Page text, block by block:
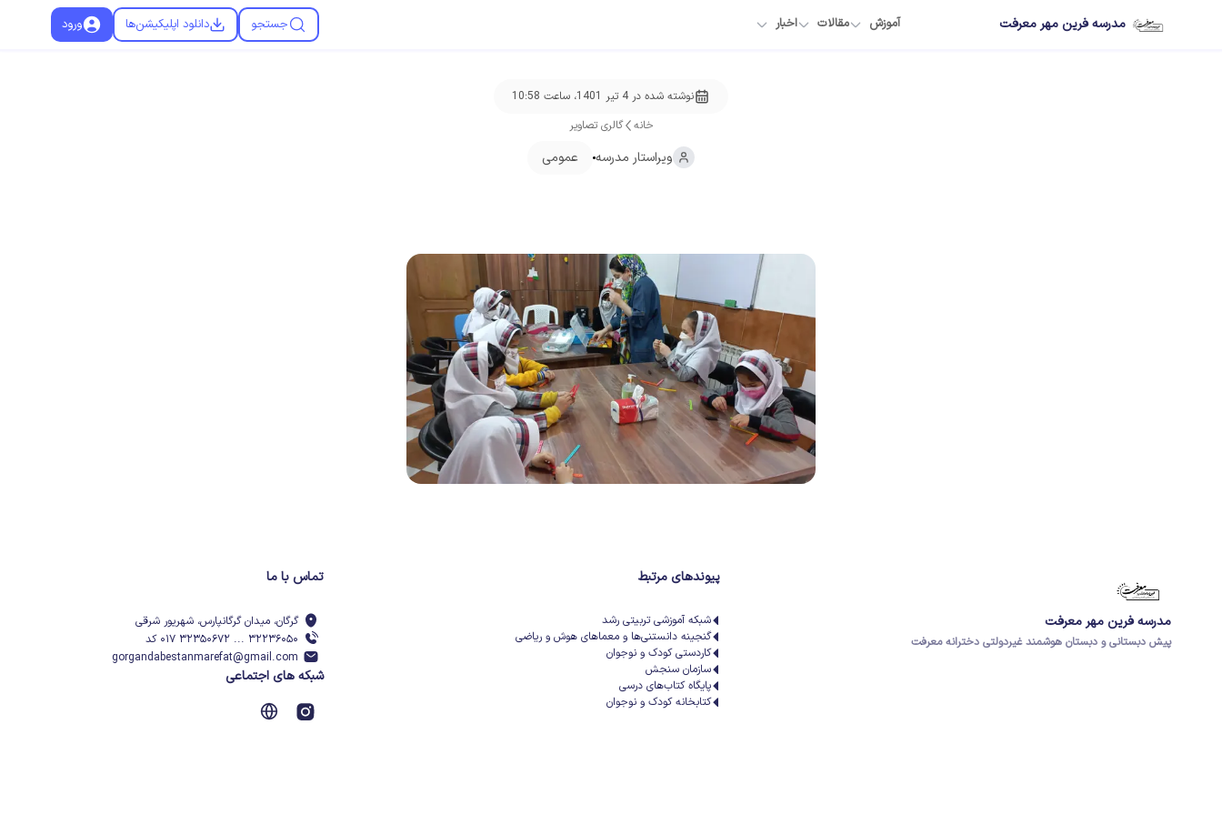
مدرسه فرین مهر معرفت آموزش مقالات اخبار جستجو دانلود اپلیکیشن‌ها ورود
نوشته شده در 4 تیر 1401، ساعت 10:58
خانه
گالری تصاویر
ویراستار مدرسه عمومی
مدرسه فرین مهر معرفت
پیش دبستانی و دبستان هوشمند غیردولتی دخترانه معرفت
پیوندهای مرتبط
شبکه آموزشی تربیتی رشد
گنجینه دانستنی‌ها و معماهای هوش و ریاضی
کاردستی کودک و نوجوان
سازمان سنجش
پایگاه کتاب‌های درسی
کتابخانه کودک و نوجوان
تماس با ما
گرگان، میدان گرگانپارس، شهریور شرقی
۳۲۲۳۶۰۵۰ ... ۳۲۳۵۰۶۷۲ ۰۱۷ کد
gorgandabestanmarefat@gmail.com
شبکه های اجتماعی